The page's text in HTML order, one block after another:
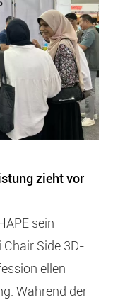
zieht vor
sein
Side 3D-
ellen
Während der